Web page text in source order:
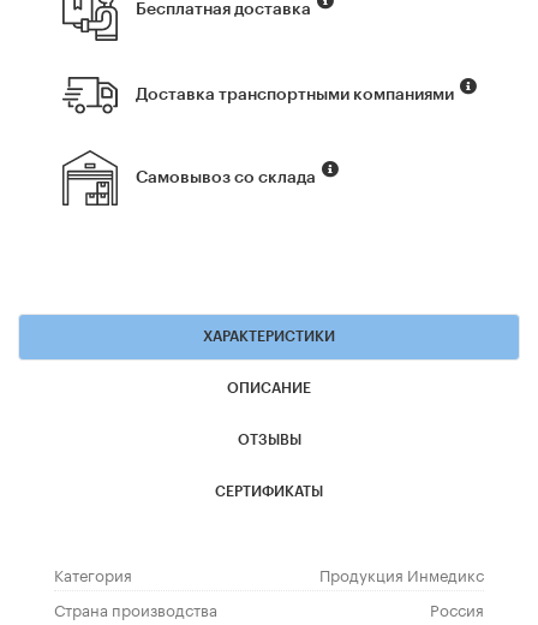
Бесплатная доставка
Доставка транспортными компаниями
Самовывоз со склада
ХАРАКТЕРИСТИКИ
ОПИСАНИЕ
ОТЗЫВЫ
СЕРТИФИКАТЫ
Категория
Продукция Инмедикс
Страна производства
Россия